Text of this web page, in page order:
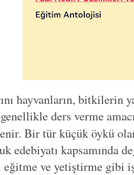
hayvanların, bitkilerin
ders verme
Bir tür küçük öykü
edebiyatı kapsamında
eğitme ve yetiştirme gibi